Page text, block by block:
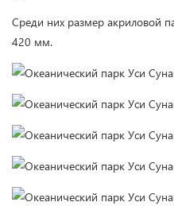
Среди них размер акриловой
420 мм.